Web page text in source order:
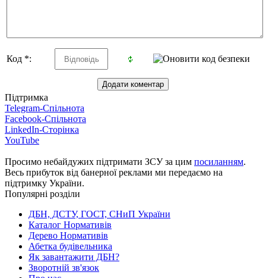
Код *:
Підтримка
Telegram-Спільнота
Facebook-Спільнота
LinkedIn-Сторінка
YouTube
Просимо небайдужих підтримати ЗСУ за цим посиланням.
Весь прибуток від банерної реклами ми передаємо на
підтримку України.
Популярні розділи
ДБН, ДСТУ, ГОСТ, СНиП України
Каталог Нормативів
Дерево Нормативів
Абетка будівельника
Як завантажити ДБН?
Зворотній зв'язок